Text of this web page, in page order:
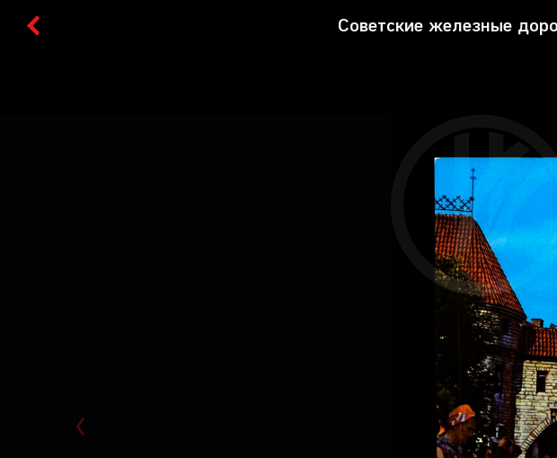
Советские железные